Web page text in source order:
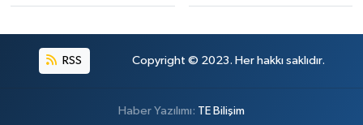
RSS Copyright © 2023. Her hakkı saklıdır.
Haber Yazılımı: TE Bilişim